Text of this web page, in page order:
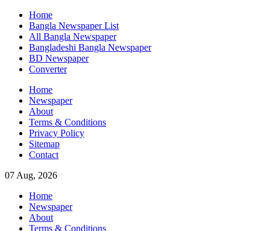
Skip
content
Home
Bangla Newspaper List
All Bangla Newspaper
Bangladeshi Bangla Newspaper
BD Newspaper
Converter
Home
Newspaper
About
Terms & Conditions
Privacy Policy
Sitemap
Contact
07 Aug, 2026
Home
Newspaper
About
Terms & Conditions